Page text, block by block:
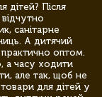
дітей? Після
санітарне
А дитячий
оптом.
а часу ходити
але так, щоб не
для дітей у